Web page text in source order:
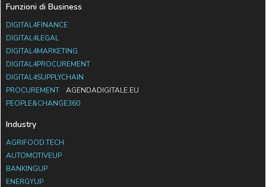
Funzioni di Business
DIGITAL4FINANCE
DIGITAL4LEGAL
DIGITAL4MARKETING
DIGITAL4PROCUREMENT
DIGITAL4SUPPLYCHAIN
PROCUREMENT
AGENDADIGITALE.EU
PEOPLE&CHANGE360
Industry
AGRIFOOD.TECH
AUTOMOTIVEUP
BANKINGUP
ENERGYUP